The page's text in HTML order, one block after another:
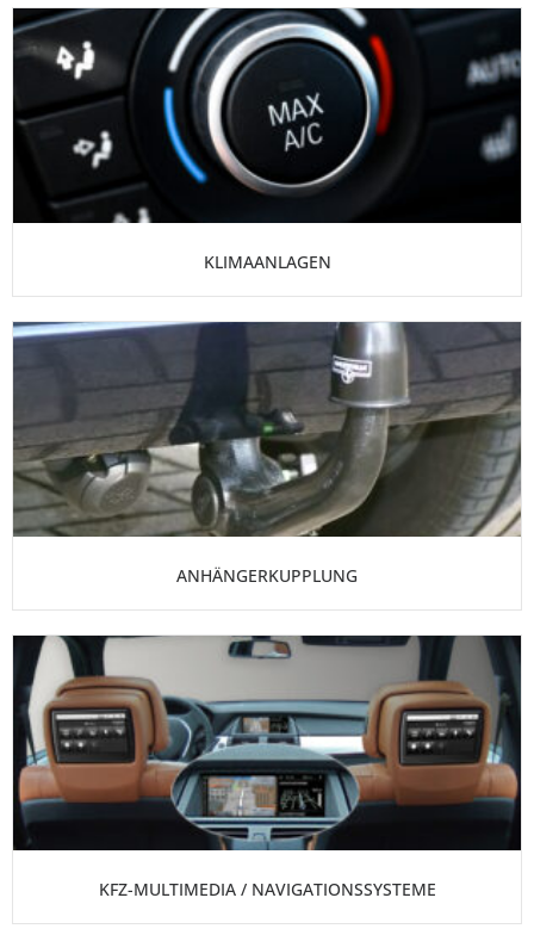
KLIMAANLAGEN
ANHÄNGERKUPPLUNG
KFZ-MULTIMEDIA / NAVIGATIONSSYSTEME